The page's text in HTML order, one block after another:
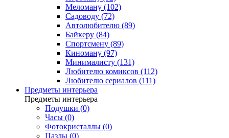
Меломану (102)
Садоводу (72)
Автолюбителю (89)
Байкеру (84)
Спортсмену (89)
Киноману (97)
Минималисту (131)
Любителю комиксов (112)
Любителю сериалов (111)
Предметы интерьера
Предметы интерьера
Подушки (0)
Часы (0)
Фотокристаллы (0)
Пазлы (0)